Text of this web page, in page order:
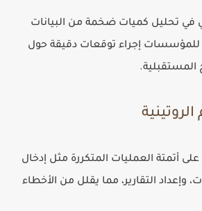
في تحليل كميات ضخمة من البيانات
للمؤسسات إجراء توقعات دقيقة حول
المستقبلية.
أتمتة العمليات المتكررة مثل إدخال
وإعداد التقارير، مما يقلل من الأخطاء